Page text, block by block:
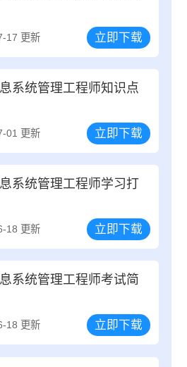
17 更新 立即下载
系统管理工程师知识点
01 更新 立即下载
系统管理工程师学习打
18 更新 立即下载
系统管理工程师考试简
18 更新 立即下载